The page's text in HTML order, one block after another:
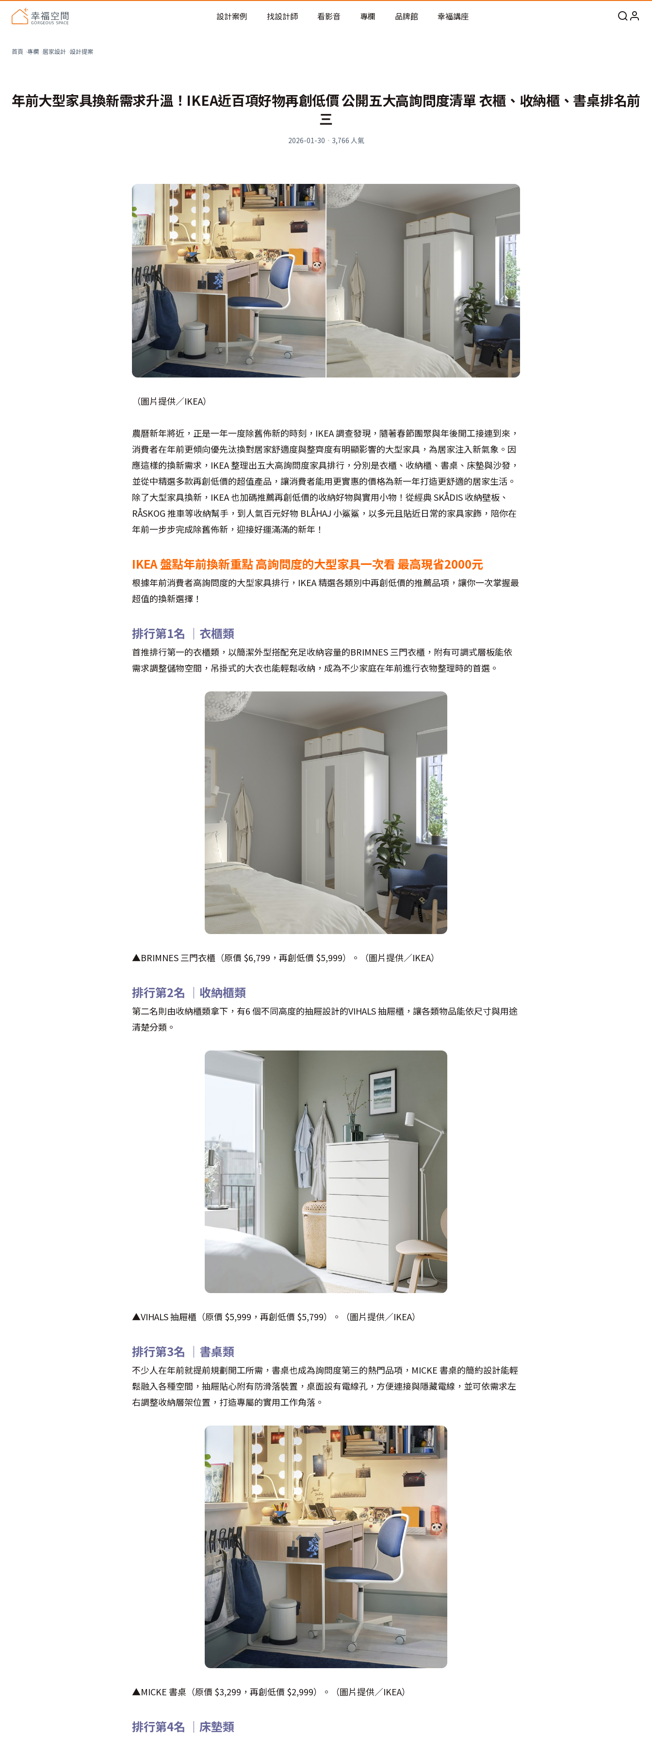
老屋預算分配與高 CP 值煥新術
設計案例 找設計師 看影音 專欄 品牌館 幸福講座
首頁 專欄 居家設計 設計提案
年前大型家具換新需求升溫！IKEA近百項好物再創低價 公開五大高詢問度清單 衣櫃、收納櫃、書桌排名前
三
2026-01-30 · 3,766 人氣
（圖片提供／IKEA）
農曆新年將近，正是一年一度除舊佈新的時刻，IKEA 調查發現，隨著春節團聚與年後開工接連到來，
消費者在年前更傾向優先汰換對居家舒適度與整齊度有明顯影響的大型家具，為居家注入新氣象。因
應這樣的換新需求，IKEA 整理出五大高詢問度家具排行，分別是衣櫃、收納櫃、書桌、床墊與沙發，
並從中精選多款再創低價的超值產品，讓消費者能用更實惠的價格為新一年打造更舒適的居家生活。
除了大型家具換新，IKEA 也加碼推薦再創低價的收納好物與實用小物！從經典 SKÅDIS 收納壁板、
RÅSKOG 推車等收納幫手，到人氣百元好物 BLÅHAJ 小鯊鯊，以多元且貼近日常的家具家飾，陪你在
年前一步步完成除舊佈新，迎接好運滿滿的新年！
IKEA 盤點年前換新重點 高詢問度的大型家具一次看 最高現省2000元
根據年前消費者高詢問度的大型家具排行，IKEA 精選各類別中再創低價的推薦品項，讓你一次掌握最
超值的換新選擇！
排行第1名 │衣櫃類
首推排行第一的衣櫃類，以簡潔外型搭配充足收納容量的BRIMNES 三門衣櫃，附有可調式層板能依
需求調整儲物空間，吊掛式的大衣也能輕鬆收納，成為不少家庭在年前進行衣物整理時的首選。
▲BRIMNES 三門衣櫃（原價 $6,799，再創低價 $5,999）。（圖片提供／IKEA）
排行第2名 │收納櫃類
第二名則由收納櫃類拿下，有6 個不同高度的抽屜設計的VIHALS 抽屜櫃，讓各類物品能依尺寸與用途
清楚分類。
▲VIHALS 抽屜櫃（原價 $5,999，再創低價 $5,799）。（圖片提供／IKEA）
排行第3名 │書桌類
不少人在年前就提前規劃開工所需，書桌也成為詢問度第三的熱門品項，MICKE 書桌的簡約設計能輕
鬆融入各種空間，抽屜貼心附有防滑落裝置，桌面設有電線孔，方便連接與隱藏電線，並可依需求左
右調整收納層架位置，打造專屬的實用工作角落。
▲MICKE 書桌（原價 $3,299，再創低價 $2,999）。（圖片提供／IKEA）
排行第4名 │床墊類